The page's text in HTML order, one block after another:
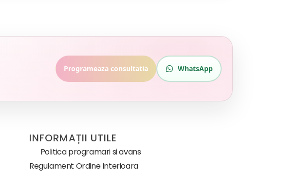
Programeaza consultatia WhatsApp
INFORMAȚII UTILE
Politica programari si avans
Regulament Ordine Interioara